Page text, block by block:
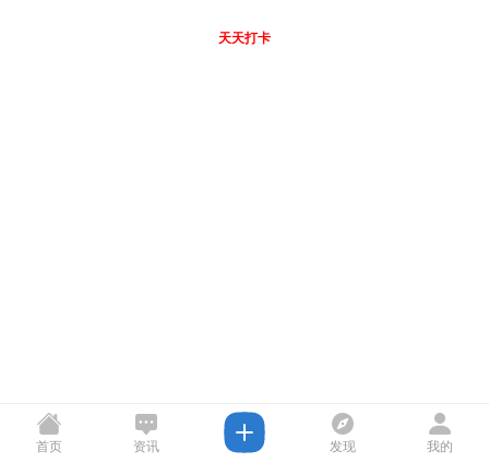
天天打卡
首页 资讯 发现 我的